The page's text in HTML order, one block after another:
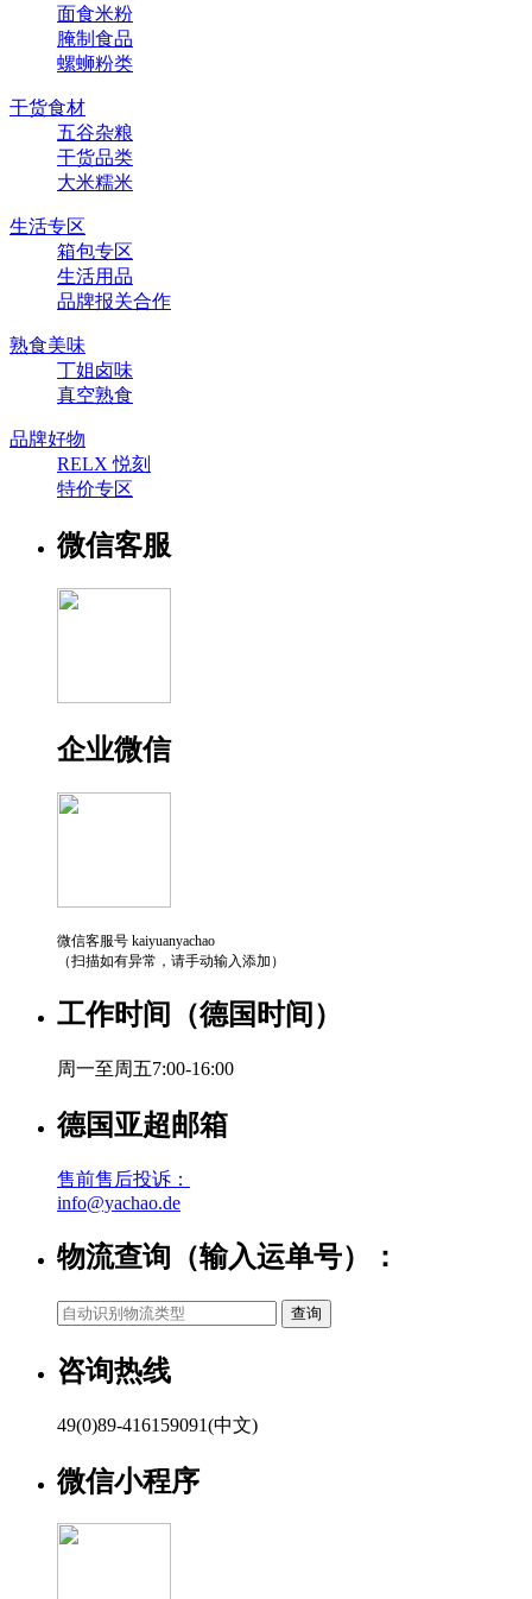
面食米粉
腌制食品
螺蛳粉类
干货食材
五谷杂粮
干货品类
大米糯米
生活专区
箱包专区
生活用品
品牌报关合作
熟食美味
丁姐卤味
真空熟食
品牌好物
RELX 悦刻
特价专区
微信客服
企业微信
微信客服号 kaiyuanyachao
（扫描如有异常，请手动输入添加）
工作时间（德国时间）
周一至周五7:00-16:00
德国亚超邮箱
售前售后投诉：
info@yachao.de
物流查询（输入运单号）：
咨询热线
49(0)89-416159091(中文)
微信小程序